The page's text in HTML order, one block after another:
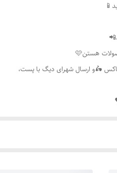
هستن🩷
🛵و ارسال شهرای دیگ با پست،